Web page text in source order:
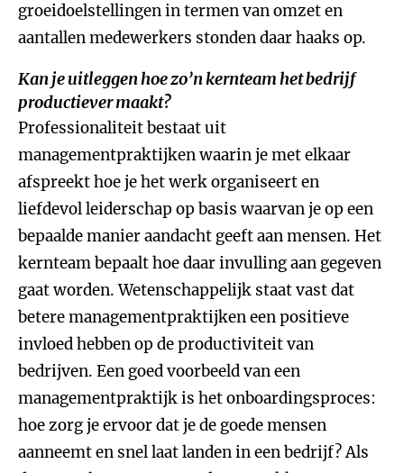
groeidoelstellingen in termen van omzet en
aantallen medewerkers stonden daar haaks op.
Kan je uitleggen hoe zo’n kernteam het bedrijf
productiever maakt?
Professionaliteit bestaat uit
managementpraktijken waarin je met elkaar
afspreekt hoe je het werk organiseert en
liefdevol leiderschap op basis waarvan je op een
bepaalde manier aandacht geeft aan mensen. Het
kernteam bepaalt hoe daar invulling aan gegeven
gaat worden. Wetenschappelijk staat vast dat
betere managementpraktijken een positieve
invloed hebben op de productiviteit van
bedrijven. Een goed voorbeeld van een
managementpraktijk is het onboardingsproces:
hoe zorg je ervoor dat je de goede mensen
aanneemt en snel laat landen in een bedrijf? Als